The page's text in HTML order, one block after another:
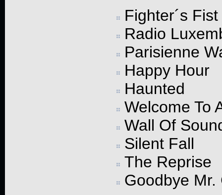
Fighter´s Fist
Radio
Parisienne
Happy Hour
Haunted
Welcome To
Wall Of
Silent Fall
The Reprise
Goodbye Mr.